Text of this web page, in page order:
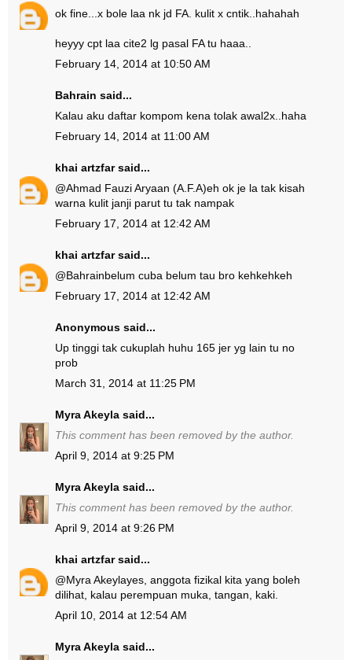
ok fine...x bole laa nk jd FA. kulit x cntik..hahahah
heyyy cpt laa cite2 lg pasal FA tu haaa..
February 14, 2014 at 10:50 AM
Bahrain said...
Kalau aku daftar kompom kena tolak awal2x..haha
February 14, 2014 at 11:00 AM
khai artzfarsaid...
@Ahmad Fauzi Aryaan (A.F.A)eh ok je la tak kisah
warna kulit janji parut tu tak nampak
February 17, 2014 at 12:42 AM
khai artzfarsaid...
@Bahrainbelum cuba belum tau bro kehkehkeh
February 17, 2014 at 12:42 AM
Anonymous said...
Up tinggi tak cukuplah huhu 165 jer yg lain tu no
prob
March 31, 2014 at 11:25 PM
Myra Akeyla said...
This comment has been removed by the author.
April 9, 2014 at 9:25 PM
Myra Akeyla said...
This comment has been removed by the author.
April 9, 2014 at 9:26 PM
khai artzfarsaid...
@Myra Akeylayes, anggota fizikal kita yang boleh
dilihat, kalau perempuan muka, tangan, kaki.
April 10, 2014 at 12:54 AM
Myra Akeyla said...